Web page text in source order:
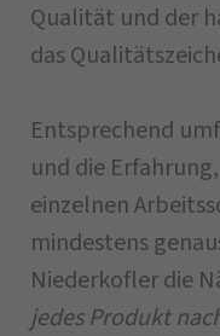
Qualität und der
das
Entsprechend
und die
einzelnen
mindestens
Niederkofler die
jedes Produkt